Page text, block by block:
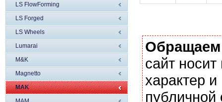
LS FlowForming
LS Forged
LS Wheels
Lumarai
M&K
Magnetto
MAK
сайт
характер